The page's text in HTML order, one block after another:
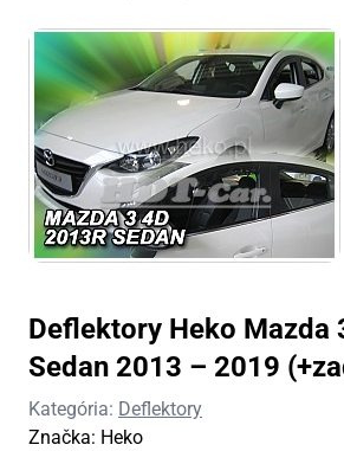
Deflektory Heko Mazda
Sedan 2013 – 2019
Kategória: Deflektory
Značka: Heko